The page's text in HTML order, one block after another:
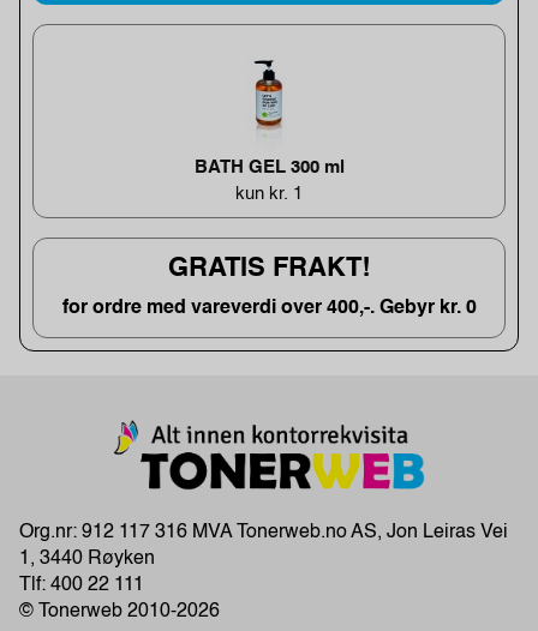
BATH GEL 300 ml
kun kr. 1
GRATIS FRAKT!
for ordre med vareverdi over 400,-. Gebyr kr. 0
Org.nr: 912 117 316 MVA Tonerweb.no AS, Jon Leiras Vei
1, 3440 Røyken
Tlf: 400 22 111
© Tonerweb 2010-2026